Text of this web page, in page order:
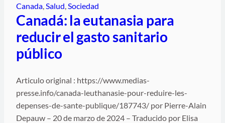
Canada, Salud, Sociedad
Canadá: la eutanasia para
reducir el gasto sanitario
público
Articulo original : https://www.medias-
presse.info/canada-leuthanasie-pour-reduire-les-
depenses-de-sante-publique/187743/ por Pierre-Alain
Depauw – 20 de marzo de 2024 – Traducido por Elisa